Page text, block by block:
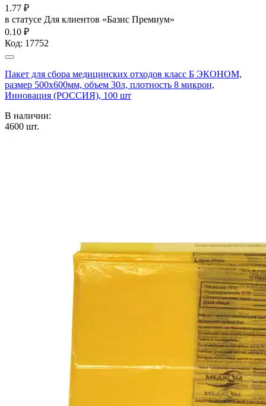
1.77 ₽
в статусе Для клиентов «Базис Премиум»
0.10 ₽
Код: 17752
Пакет для сбора медицинских отходов класс Б ЭКОНОМ,
размер 500х600мм, объем 30л, плотность 8 микрон,
Инновация (РОССИЯ), 100 шт
В наличии:
4600 шт.